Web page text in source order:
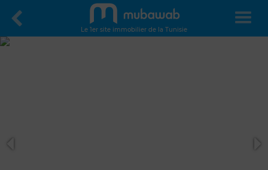
Le 1er site immobilier de la Tunisie